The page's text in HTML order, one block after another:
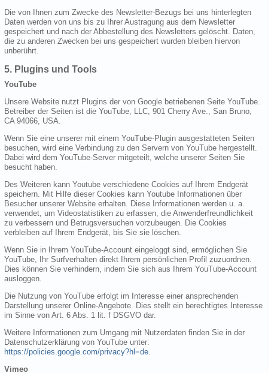
Die von Ihnen zum Zwecke des Newsletter-Bezugs bei uns hinterlegten
Daten werden von uns bis zu Ihrer Austragung aus dem Newsletter
gespeichert und nach der Abbestellung des Newsletters gelöscht. Daten,
die zu anderen Zwecken bei uns gespeichert wurden bleiben hiervon
unberührt.
5. Plugins und Tools
YouTube
Unsere Website nutzt Plugins der von Google betriebenen Seite YouTube.
Betreiber der Seiten ist die YouTube, LLC, 901 Cherry Ave., San Bruno,
CA 94066, USA.
Wenn Sie eine unserer mit einem YouTube-Plugin ausgestatteten Seiten
besuchen, wird eine Verbindung zu den Servern von YouTube hergestellt.
Dabei wird dem YouTube-Server mitgeteilt, welche unserer Seiten Sie
besucht haben.
Des Weiteren kann Youtube verschiedene Cookies auf Ihrem Endgerät
speichern. Mit Hilfe dieser Cookies kann Youtube Informationen über
Besucher unserer Website erhalten. Diese Informationen werden u. a.
verwendet, um Videostatistiken zu erfassen, die Anwenderfreundlichkeit
zu verbessern und Betrugsversuchen vorzubeugen. Die Cookies
verbleiben auf Ihrem Endgerät, bis Sie sie löschen.
Wenn Sie in Ihrem YouTube-Account eingeloggt sind, ermöglichen Sie
YouTube, Ihr Surfverhalten direkt Ihrem persönlichen Profil zuzuordnen.
Dies können Sie verhindern, indem Sie sich aus Ihrem YouTube-Account
ausloggen.
Die Nutzung von YouTube erfolgt im Interesse einer ansprechenden
Darstellung unserer Online-Angebote. Dies stellt ein berechtigtes Interesse
im Sinne von Art. 6 Abs. 1 lit. f DSGVO dar.
Weitere Informationen zum Umgang mit Nutzerdaten finden Sie in der
Datenschutzerklärung von YouTube unter:
https://policies.google.com/privacy?hl=de
Vimeo